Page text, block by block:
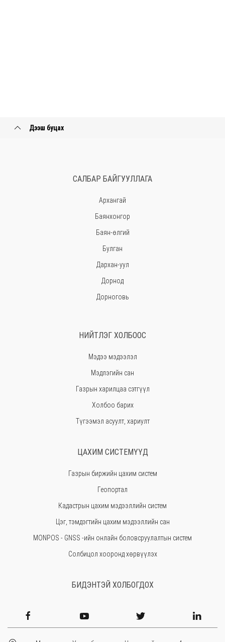
Дээш буцах
САЛБАР БАЙГУУЛЛАГА
Архангай
Баянхонгор
Баян-өлгий
Булган
Дархан-уул
Дорнод
Дорноговь
Хэнтий
Ховд
Хөвсгөл
Орхон
Сэлэнгэ
Өмнөговь
Увс
Өвөрхангай
Завхан
НИЙТЛЭГ ХОЛБООС
Мэдээ мэдээлэл
Мэдлэгийн сан
Газрын харилцаа сэтгүүл
Холбоо барих
Түгээмэл асуулт, хариулт
ЦАХИМ СИСТЕМҮҮД
Газрын биржийн цахим систем
Геопортал
Кадастрын цахим мэдээллийн систем
Цэг, тэмдэгтийн цахим мэдээллийн сан
MONPOS - GNSS -ийн онлайн боловсруулалтын систем
Солбицол хооронд хөрвүүлэх
БИДЭНТЭЙ ХОЛБОГДОХ